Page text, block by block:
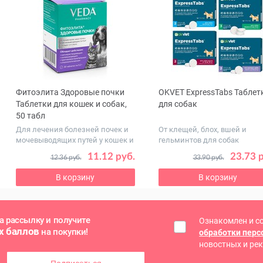
Фитоэлита Здоровые почки
Таблетки для кошек и собак,
50 табл
Для лечения болезней почек и
мочевыводящих путей у кошек и
11.12 руб.
12.36 руб.
В корзину
OKVET ExpressTabs
для собак
От клещей, блох, вшей и
гельминтов для собак
23.73
33.90 руб.
В корзину
рассылку и получите
баллов на покупки!
Ознакомлен и
обработки
новостных и